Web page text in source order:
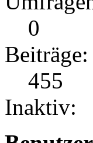
0
Beiträge:
455
Inaktiv: